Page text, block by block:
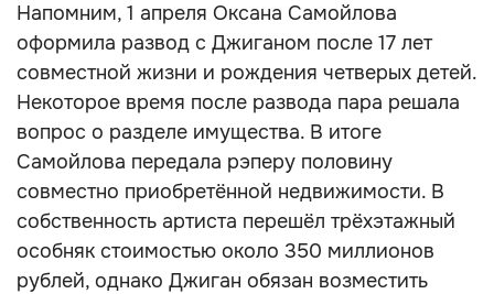
Напомним, 1 апреля Оксана Самойлова
оформила развод с Джиганом после 17 лет
совместной жизни и рождения четверых детей.
Некоторое время после развода пара решала
вопрос о разделе имущества. В итоге
Самойлова передала рэперу половину
совместно приобретённой недвижимости. В
собственность артиста перешёл трёхэтажный
особняк стоимостью около 350 миллионов
рублей, однако Джиган обязан возместить